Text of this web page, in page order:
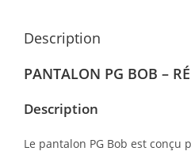
Description
PANTALON PG BOB –
Description
Le pantalon PG Bob est conçu